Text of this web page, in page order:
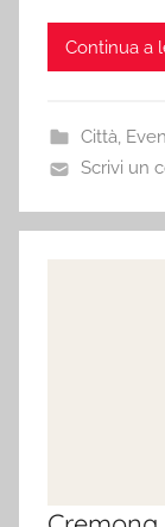
Continua a
Città,
Scrivi un